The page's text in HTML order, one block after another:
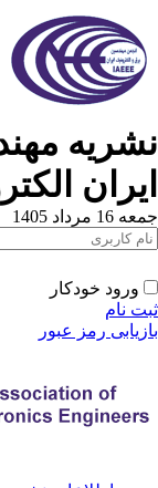
مرداد 1405
ورود خودکار
نام
رمز عبور